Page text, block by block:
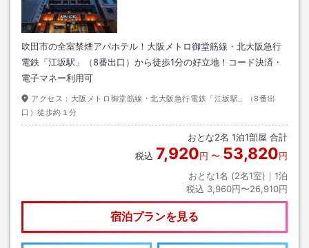
吹田市の全室禁煙アパホテル！大阪メトロ御堂筋線・北大阪急行
電鉄「江坂駅」（8番出口）から徒歩1分の好立地！コード決済・
電子マネー利用可
アクセス： 大阪メトロ御堂筋線・北大阪急行電鉄「江坂駅」（8番出
口）徒歩約１分
おとな2名 1泊1部屋 合計
税込 7,920円 〜 53,820円
おとな1名 (2名1室)｜ 1泊
税込 3,960円〜26,910円
宿泊プランを見る